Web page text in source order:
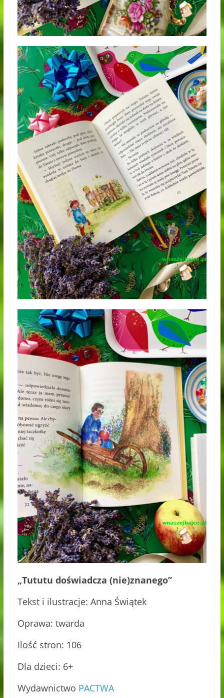
„Tututu doświadcza (nie)znanego”
Tekst i ilustracje: Anna Świątek
Oprawa: twarda
Ilość stron: 106
Dla dzieci: 6+
Wydawnictwo PACTWA